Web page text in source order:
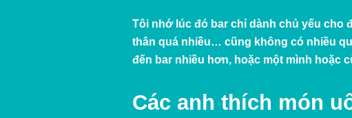
Tôi nhớ lúc đó bar chỉ dành chủ yếu cho
thân quá nhiều… cũng không có nhiều
đến bar nhiều hơn, hoặc một mình hoặc
Các anh thích món